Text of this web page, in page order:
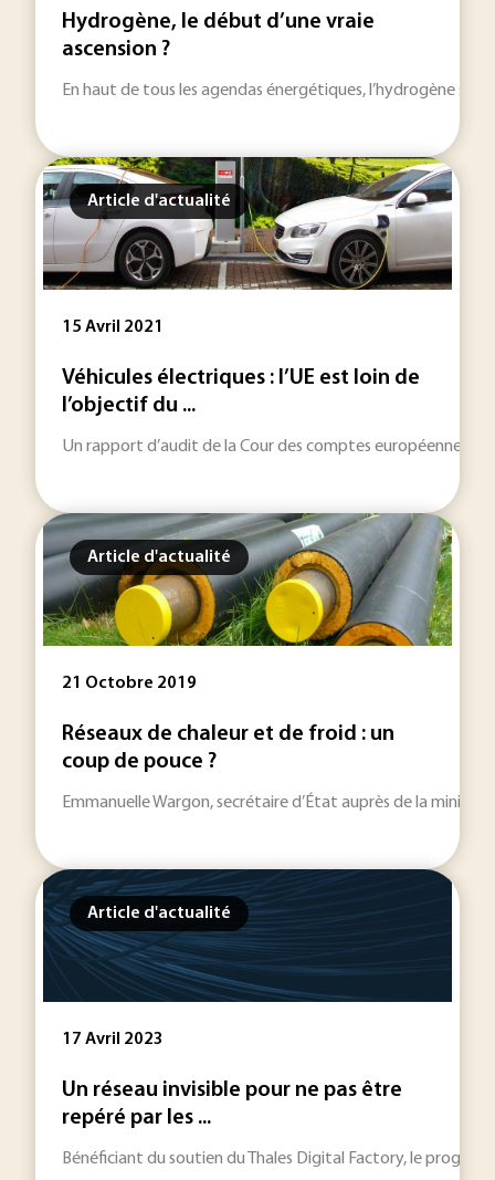
Hydrogène, le début d’une vraie
ascension ?
En haut de tous les agendas énergétiques, l’hydrogène
Article d'actualité
15 Avril 2021
Véhicules électriques : l’UE est loin de
l’objectif du ...
Un rapport d’audit de la Cour des comptes européenne,
Article d'actualité
21 Octobre 2019
Réseaux de chaleur et de froid : un
coup de pouce ?
Emmanuelle Wargon, secrétaire d’État auprès de la
Article d'actualité
17 Avril 2023
Un réseau invisible pour ne pas être
repéré par les ...
Bénéficiant du soutien du Thales Digital Factory, le